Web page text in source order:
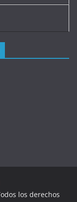
los derechos